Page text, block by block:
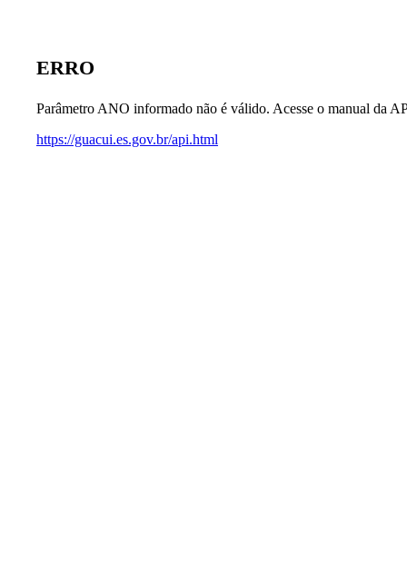
ERRO
Parâmetro ANO informado não é válido. Acesse o manual da
https://guacui.es.gov.br/api.html